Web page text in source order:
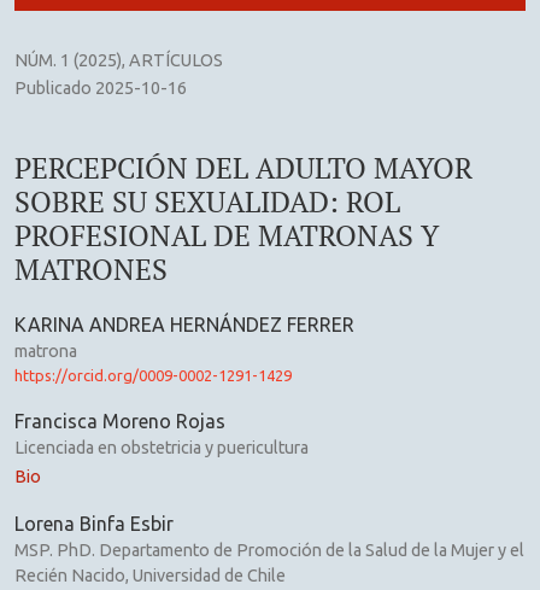
NÚM. 1 (2025), ARTÍCULOS
PERCEPCIÓN DEL ADULTO MAYOR
SOBRE SU SEXUALIDAD: ROL
PROFESIONAL DE MATRONAS Y
MATRONES
Publicado 2025-10-16
KARINA ANDREA HERNÁNDEZ FERRER
matrona
https://orcid.org/0009-0002-1291-1429
Francisca Moreno Rojas
Licenciada en obstetricia y puericultura
Bio
Lorena Binfa Esbir
MSP. PhD. Departamento de Promoción de la Salud de la Mujer y el
Recién Nacido, Universidad de Chile